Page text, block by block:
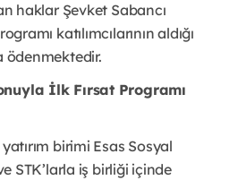
haklar Şevket Sabancı
katılımcılarının aldığı
ödenmektedir.
İlk Fırsat Programı
birimi Esas Sosyal
STK’larla iş birliği içinde